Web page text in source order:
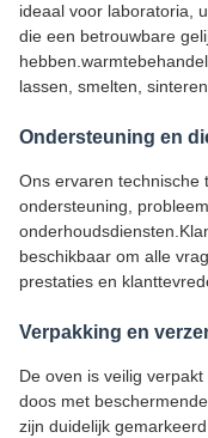
ideaal voor laboratoria,
die een betrouwbare
lassen, smelten,
Ondersteuning en
Ons ervaren technische
ondersteuning,
beschikbaar om alle
prestaties en
Verpakking en
De oven is veilig
doos met
zijn duidelijk